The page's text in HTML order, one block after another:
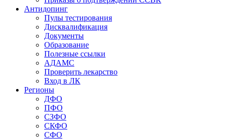
Антидопинг
Пулы тестирования
Дисквалификация
Документы
Образование
Полезные ссылки
АДАМС
Проверить лекарство
Вход в ЛК
Регионы
ДФО
ПФО
СЗФО
СКФО
СФО